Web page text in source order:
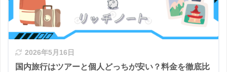
2026年5月16日
国内旅行はツアーと個人どっちが安い？料金を徹底比